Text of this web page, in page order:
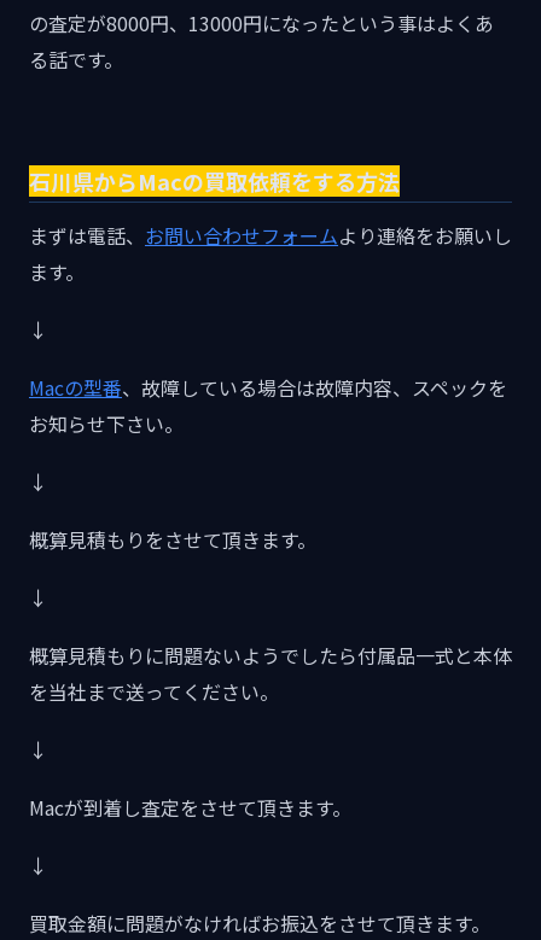
の査定が8000円、13000円になったという事はよくあ
る話です。
石川県からMacの買取依頼をする方法
まずは電話、 お問い合わせフォームより連絡をお願いし
ます。
↓
Macの型番、故障している場合は故障内容、スペックを
お知らせ下さい。
↓
概算見積もりをさせて頂きます。
↓
概算見積もりに問題ないようでしたら付属品一式と本体
を当社まで送ってください。
↓
Macが到着し査定をさせて頂きます。
↓
買取金額に問題がなければお振込をさせて頂きます。